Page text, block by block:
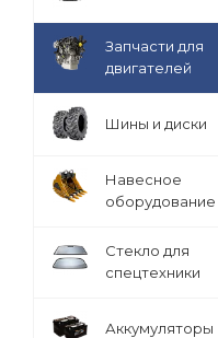
Запчасти для
двигателей
Шины и диски
Навесное
оборудование
Стекло для
спецтехники
Аккумуляторы